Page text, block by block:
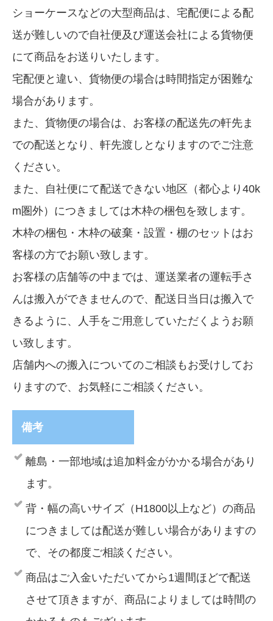
ショーケースなどの大型商品は、宅配便による配
送が難しいので自社便及び運送会社による貨物便
にて商品をお送りいたします。
宅配便と違い、貨物便の場合は時間指定が困難な
場合があります。
また、貨物便の場合は、お客様の配送先の軒先ま
での配送となり、軒先渡しとなりますのでご注意
ください。
また、自社便にて配送できない地区（都心より40k
m圏外）につきましては木枠の梱包を致します。
木枠の梱包・木枠の破棄・設置・棚のセットはお
客様の方でお願い致します。
お客様の店舗等の中までは、運送業者の運転手さ
んは搬入ができませんので、配送日当日は搬入で
きるように、人手をご用意していただくようお願
い致します。
店舗内への搬入についてのご相談もお受けしてお
りますので、お気軽にご相談ください。
備考
離島・一部地域は追加料金がかかる場合があり
ます。
背・幅の高いサイズ（H1800以上など）の商品
につきましては配送が難しい場合がありますの
で、その都度ご相談ください。
商品はご入金いただいてから1週間ほどで配送
させて頂きますが、商品によりましては時間の